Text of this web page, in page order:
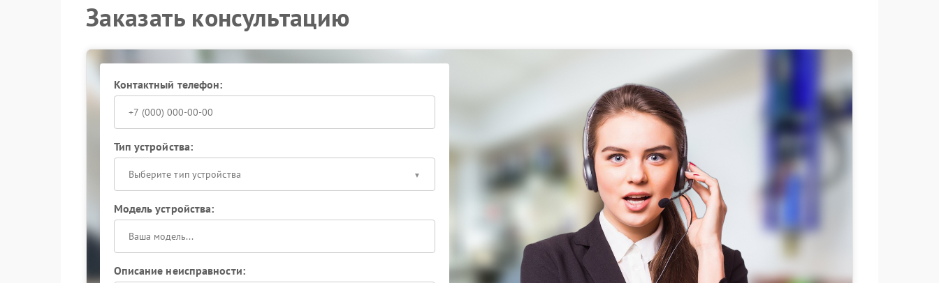
Заказать консультацию
Контактный телефон:
Тип устройства:
Выберите тип устройства
Модель устройства:
Описание неисправности: